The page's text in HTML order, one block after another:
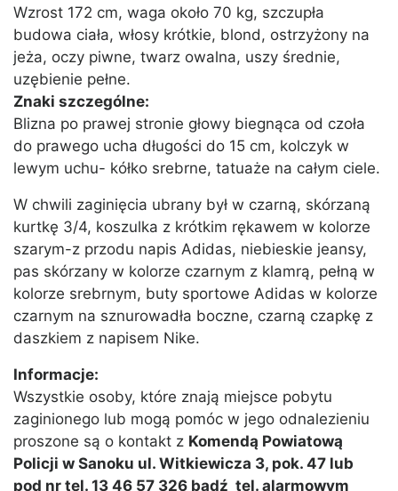
Wzrost 172 cm, waga około 70 kg, szczupła
budowa ciała, włosy krótkie, blond, ostrzyżony na
jeża, oczy piwne, twarz owalna, uszy średnie,
uzębienie pełne.
Znaki szczególne:
Blizna po prawej stronie głowy biegnąca od czoła
do prawego ucha długości do 15 cm, kolczyk w
lewym uchu- kółko srebrne, tatuaże na całym ciele.
W chwili zaginięcia ubrany był w czarną, skórzaną
kurtkę 3/4, koszulka z krótkim rękawem w kolorze
szarym-z przodu napis Adidas, niebieskie jeansy,
pas skórzany w kolorze czarnym z klamrą, pełną w
kolorze srebrnym, buty sportowe Adidas w kolorze
czarnym na sznurowadła boczne, czarną czapkę z
daszkiem z napisem Nike.
Informacje:
Wszystkie osoby, które znają miejsce pobytu
zaginionego lub mogą pomóc w jego odnalezieniu
proszone są o kontakt z Komendą Powiatową
Policji w Sanoku ul. Witkiewicza 3, pok. 47 lub
pod nr tel. 13 46 57 326 bądź tel. alarmowym